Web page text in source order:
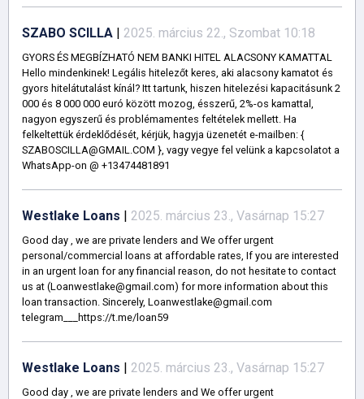
SZABO SCILLA | 2025. március 22., Szombat 10:18
GYORS ÉS MEGBÍZHATÓ NEM BANKI HITEL ALACSONY KAMATTAL
Hello mindenkinek! Legális hitelezőt keres, aki alacsony kamatot és
gyors hitelátutalást kínál? Itt tartunk, hiszen hitelezési kapacitásunk 2
000 és 8 000 000 euró között mozog, ésszerű, 2%-os kamattal,
nagyon egyszerű és problémamentes feltételek mellett. Ha
felkeltettük érdeklődését, kérjük, hagyja üzenetét e-mailben: {
SZABOSCILLA@GMAIL.COM }, vagy vegye fel velünk a kapcsolatot a
WhatsApp-on @ +13474481891
Westlake Loans | 2025. március 23., Vasárnap 15:27
Good day , we are private lenders and We offer urgent
personal/commercial loans at affordable rates, If you are interested
in an urgent loan for any financial reason, do not hesitate to contact
us at (Loanwestlake@gmail.com) for more information about this
loan transaction. Sincerely, Loanwestlake@gmail.com
telegram___https://t.me/loan59
Westlake Loans | 2025. március 23., Vasárnap 15:27
Good day , we are private lenders and We offer urgent